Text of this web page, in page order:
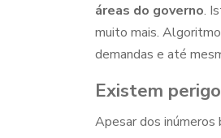
áreas do governo.
muito mais.
demandas e até
Existem
Apesar dos inúmeros